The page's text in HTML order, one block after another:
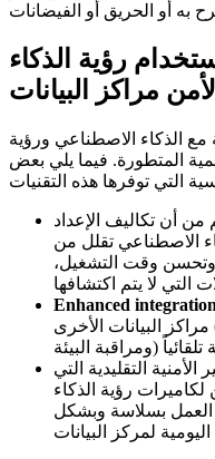
رؤية الذكاء
مراكز البيانات
مع الذكاء الاصطناعي ورؤية
المتطورة. فيما يلي بعض
من أن تكاليف الإعداد
الاصطناعي تقلل من
وتحسن وقت التشغيل،
Enhanced
التقليدية التي
رؤية الذكاء
العمل بسلاسة وبشكل